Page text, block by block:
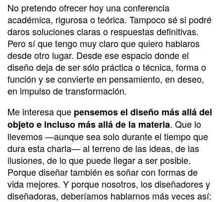
No pretendo ofrecer hoy una conferencia
académica, rigurosa o teórica. Tampoco sé si podré
daros soluciones claras o respuestas definitivas.
Pero sí que tengo muy claro que quiero hablaros
desde otro lugar. Desde ese espacio donde el
diseño deja de ser sólo práctica o técnica, forma o
función y se convierte en pensamiento, en deseo,
en impulso de transformación.
Me interesa que pensemos el diseño más allá del
objeto e incluso más allá de la materia. Que lo
llevemos —aunque sea solo durante el tiempo que
dura esta charla— al terreno de las ideas, de las
ilusiones, de lo que puede llegar a ser posible.
Porque diseñar también es soñar con formas de
vida mejores. Y porque nosotros, los diseñadores y
diseñadoras, deberíamos hablarnos más veces así: